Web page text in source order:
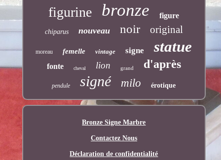
figurine bronze figure
chiparus nouveau noir original
moreau femelle vintage signe statue
fonte cheval lion grand d'après
pendule signé milo érotique
Bronze Signe Marbre
Contactez Nous
Déclaration de confidentialité